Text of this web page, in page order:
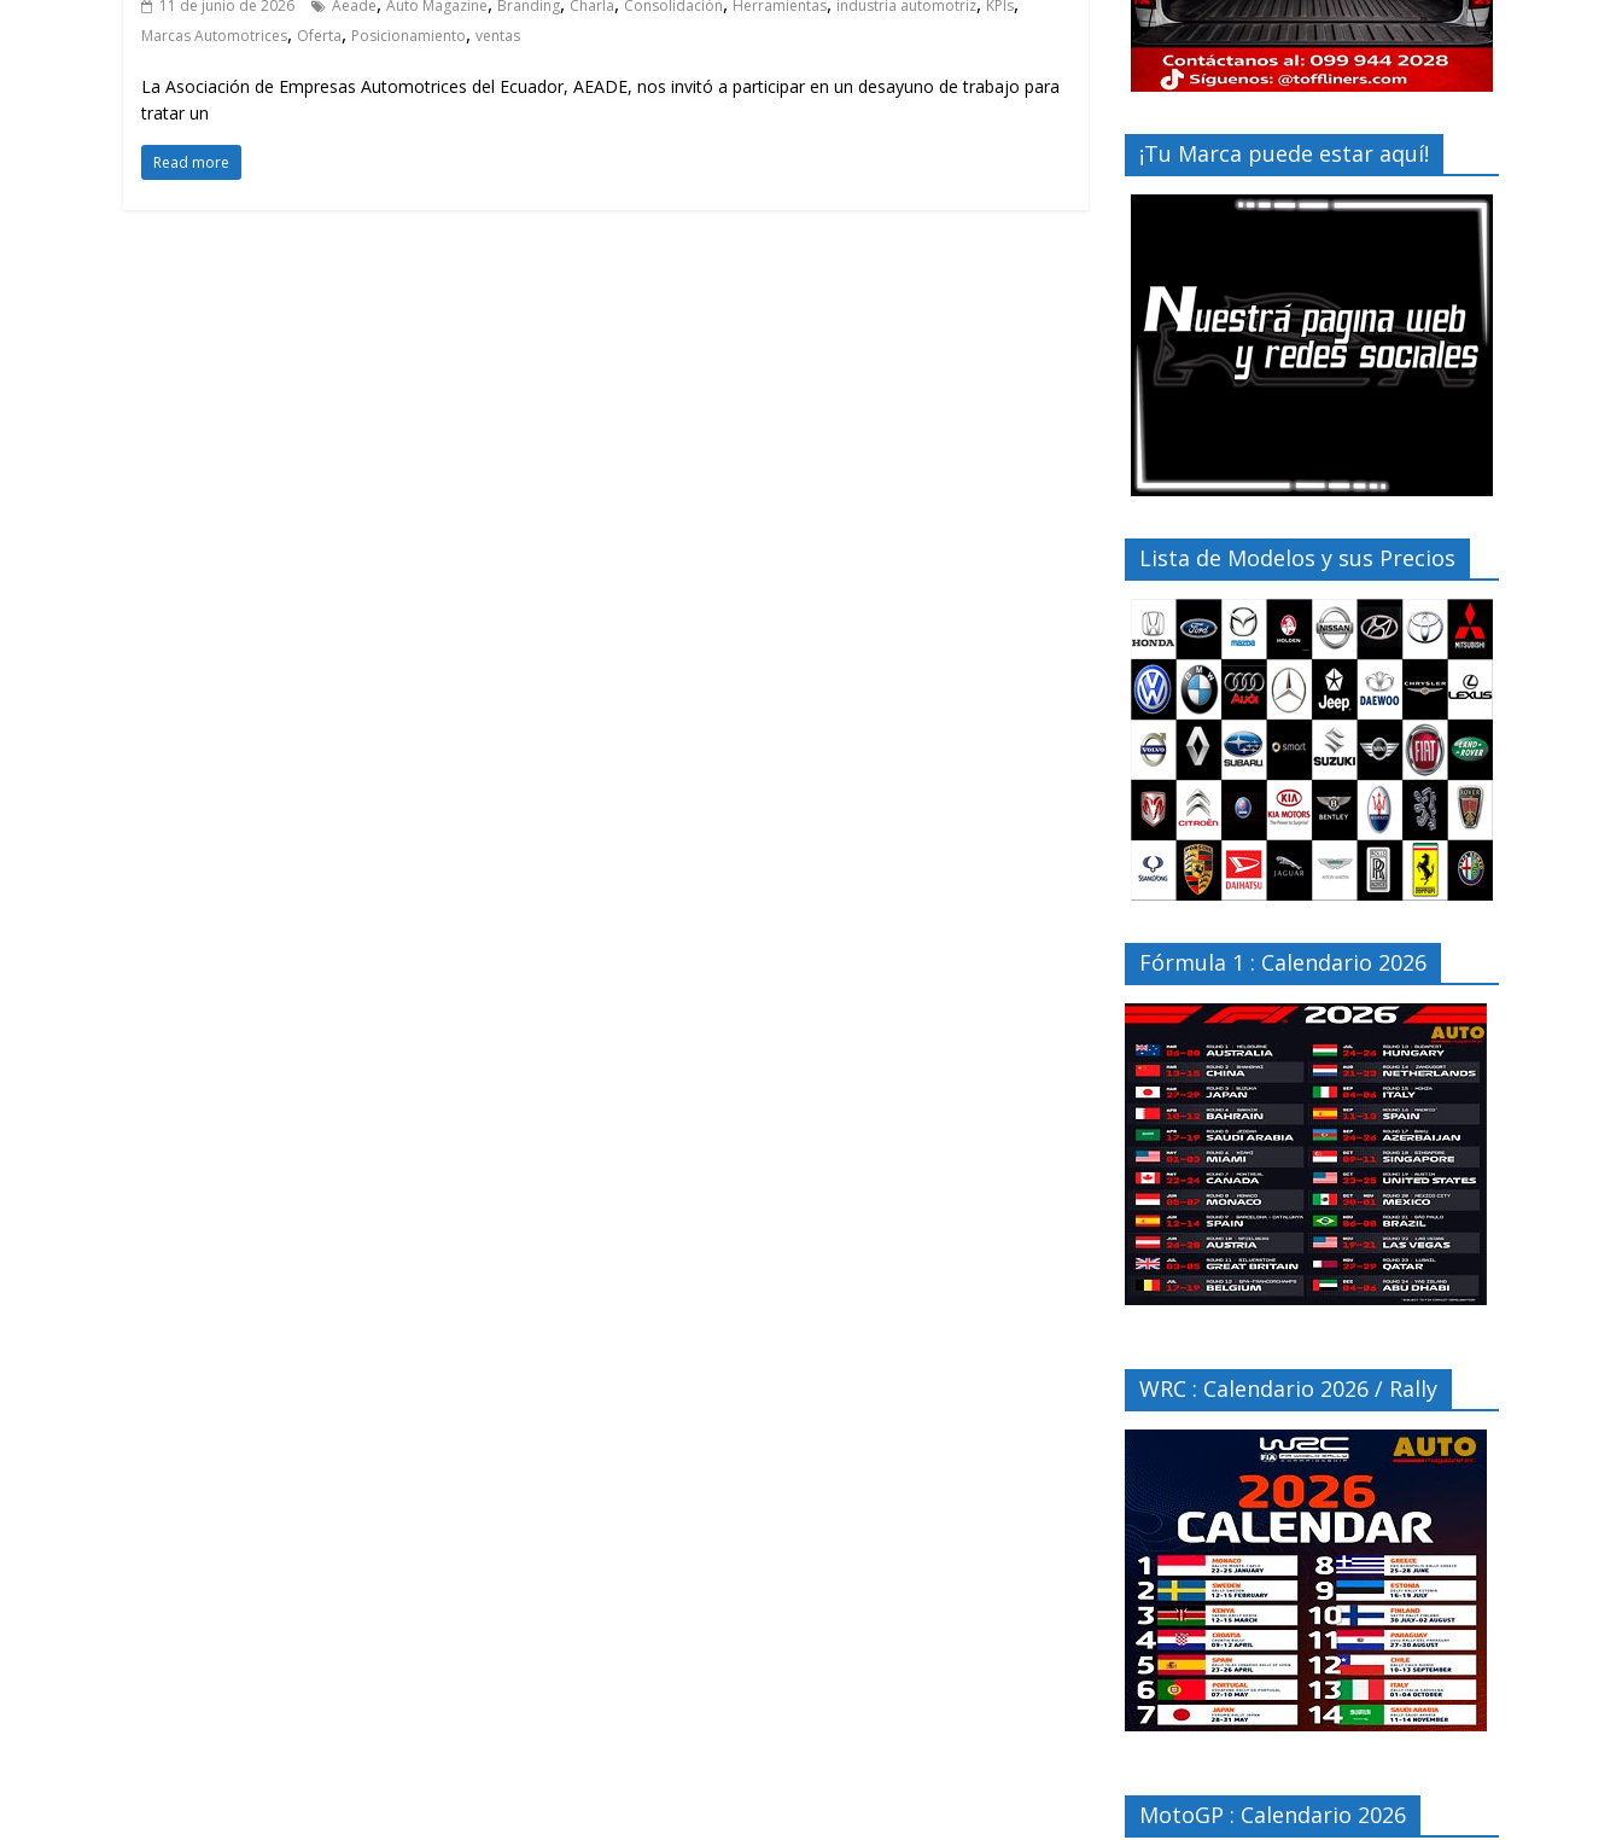
11 de junio de 2026 Aeade Auto Magazine Branding Charla Consolidación Herramientas industria automotriz KPIs
Marcas Automotrices, Oferta, Posicionamiento, ventas
La Asociación de Empresas Automotrices del Ecuador, AEADE, nos invitó a participar en un desayuno de trabajo para
tratar un
Read more ¡Tu Marca puede estar aquí!
Lista de Modelos y sus Precios
Fórmula 1 : Calendario 2026
WRC : Calendario 2026 / Rally
MotoGP : Calendario 2026